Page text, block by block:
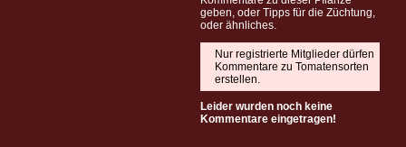
geben, oder Tipps für die Züchtung,
oder ähnliches.
Nur registrierte Mitglieder dürfen
Kommentare zu Tomatensorten
erstellen.
Leider wurden noch keine
Kommentare eingetragen!